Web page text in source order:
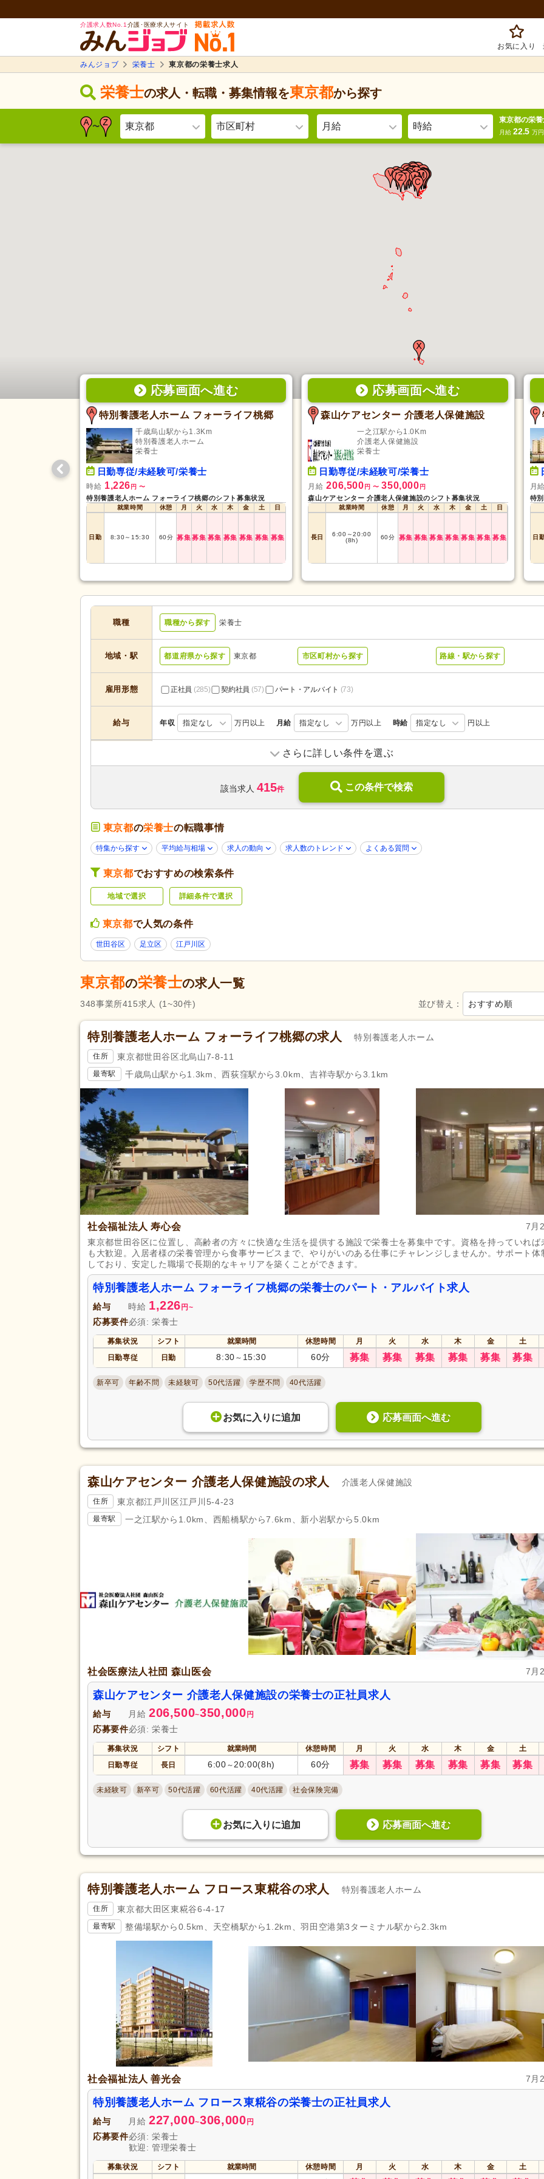
介護求人数No.1 介護･医療求人サイト
お気に入り
みんジョブ 栄養士 東京都の栄養士求人
栄養士の求人・転職・募集情報を東京都から探す
〜 東京都 市区町村 月給 時給
東京都の栄
月給 22.5万円
応募画面へ進む
特別養護老人ホーム フォーライフ桃郷
千歳烏山駅から1.3Km
特別養護老人ホーム
栄養士
日勤専従/未経験可/栄養士
時給 1,226 円 〜
特別養護老人ホーム フォーライフ桃郷のシフト募集状況
就業時間 休憩 月 火 水 木 金 土 日
日勤 8:30～ 15:30 60分 募集募集 募集 募集 募集 募集 募集
応募画面へ進む
森山ケアセンター 介護老人保健施設
一之江駅から1.0Km
介護老人保健施設
栄養士
日勤専従/未経験可/栄養士
月給 206,500 円 〜 350,000 円
森山ケアセンター 介護老人保健施設のシフト募集状況
就業時間 休憩 月 火 水 木 金 土 日
長日 6:00 ～20:00
(8h)
60分 募集 募集 募集 募集 募集 募集 募集
月給
特
日
職種 職種から探す 栄養士
地域・駅 都道府県から探す 東京都 市区町村から探す 路線・駅から探す
雇用形態 正社員 (285) 契約社員 (57) パート・アルバイト (73)
給与 年収 指定なし 万円以上 月給 指定なし 万円以上 時給 指定なし 円以上
小規模多機能型居宅介護(4)
住宅型有料老人ホーム(2) 介護付き有料老人ホーム(39) ケアハウス(3)
特別養護老人ホーム(80) 介護老人保健施設(31)
養護老人ホーム(6)
診療所・クリニック
応募条件・こ
だわり
学歴不問(331)
子育てママパパ活躍
掲載3日以内
急募(2)
勤務形態
残業ほぼなし 日勤のみ可 (371)
週1日から可 (1) 週2日から可 (3)
シフト相談可 (386)
応募資格
休日・休暇
週休2日(189) 4週8休(14)
土日休み(2) 土日祝休み (13) 土曜休み(1)
日曜休み (1) 年間休日110日以上(21) 年間休日120日以上(27)
産休あり(382) 育休あり 介護休業(154)
看護休暇(62) 夏季休暇(22)
年末年始休暇(22)
給与・手当
福利厚生
賞与あり(315) 社会保険完備 (408) 研修制度あり (386)
企業年金(9) 昇給あり(404) 復職支援あり (44)
資格取得支援あり(51) 通勤手当(265) 人事評価制度あり
処遇改善手当
扶養控除内考慮あり
正社員登用あり (46) 副業可(36)
アクセス
駅近(144) 自動車通勤可(130) 自転車通勤可(377)
バイク通勤可(16)
さらに詳しい条件を選ぶ
該当求人 415件 この条件で検索
東京都の栄養士の転職事情
特集から探す 平均給与相場 求人の動向 求人数のトレンド よくある質問
東京都でおすすめの検索条件
地域で選択 詳細条件で選択
東京都で人気の条件
世田谷区 足立区 江戸川区
東京都の栄養士の求人一覧
並び替え： おすすめ順
348事業所415求人 (1~30件)
特別養護老人ホーム フォーライフ桃郷の求人 特別養護老人ホーム
住所 東京都世田谷区北烏山7-8-11
最寄駅 千歳烏山駅から1.3km、西荻窪駅から3.0km、吉祥寺駅から3.1km
社会福祉法人 寿心会
7月
東京都世田谷区に位置し、高齢者の方々に快適な生活を提供する施設で栄養士を募集中です。資格を持っていれば
も大歓迎。入居者様の栄養管理から食事サービスまで、やりがいのある仕事にチャレンジしませんか。サポート体
しており、安定した職場で長期的なキャリアを築くことができます。
特別養護老人ホーム フォーライフ桃郷の栄養士のパート・アルバイト求人
給与 時給 1,226 円 ~
応募要件必須: 栄養士
募集状況 シフト 就業時間 休憩時間 月 火 水 木 金 土
日勤専従
日勤 8:30 ～ 15:30 60分 募集 募集 募集 募集 募集 募集
新卒可 年齢不問 未経験可 50代活躍 学歴不問 40代活躍
お気に入り に追加 応募画面へ進む
森山ケアセンター 介護老人保健施設の求人 介護老人保健施設
住所 東京都江戸川区江戸川5-4-23
最寄駅 一之江駅から1.0km、西船橋駅から7.6km、新小岩駅から5.0km
社会医療法人社団 森山医会 7月
森山ケアセンター 介護老人保健施設の栄養士の正社員求人
給与 月給 206,500~350,000 円
応募要件必須: 栄養士
募集状況 シフト 就業時間 休憩時間 月 火 水 木 金 土
日勤専従
長日 6:00 ～20:00(8h) 60分 募集 募集 募集 募集 募集 募集
未経験可 新卒可 50代活躍 60代活躍 40代活躍 社会保険完備
お気に入り に追加 応募画面へ進む
特別養護老人ホーム フロース東糀谷の求人 特別養護老人ホーム
住所 東京都大田区東糀谷6-4-17
最寄駅 整備場駅から0.5km、天空橋駅から1.2km、羽田空港第3ターミナル駅から2.3km
社会福祉法人 善光会 7月
特別養護老人ホーム フロース東糀谷の栄養士の正社員求人
給与 月給 227,000~306,000 円
応募要件必須: 栄養士
歓迎: 管理栄養士
募集状況 シフト 就業時間 休憩時間 月 火 水 木 金 土